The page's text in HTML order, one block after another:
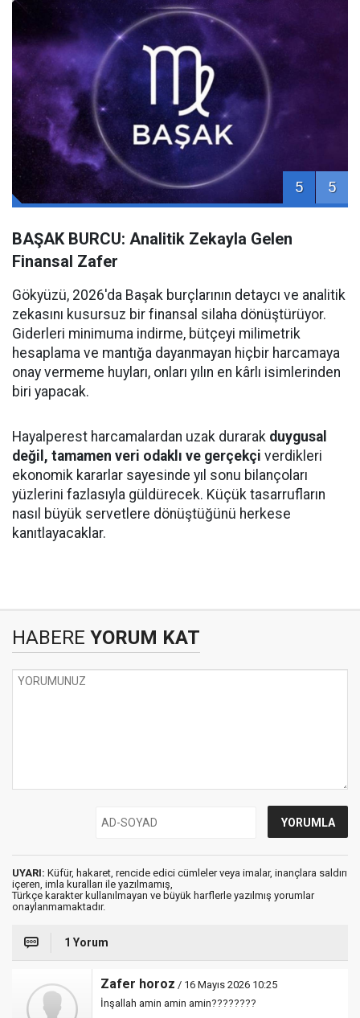
5 5
BAŞAK BURCU: Analitik Zekayla Gelen
Finansal Zafer
Gökyüzü, 2026'da Başak burçlarının detaycı ve analitik
zekasını kusursuz bir finansal silaha dönüştürüyor.
Giderleri minimuma indirme, bütçeyi milimetrik
hesaplama ve mantığa dayanmayan hiçbir harcamaya
onay vermeme huyları, onları yılın en kârlı isimlerinden
biri yapacak.
Hayalperest harcamalardan uzak durarak duygusal
değil, tamamen veri odaklı ve gerçekçi verdikleri
ekonomik kararlar sayesinde yıl sonu bilançoları
yüzlerini fazlasıyla güldürecek. Küçük tasarrufların
nasıl büyük servetlere dönüştüğünü herkese
kanıtlayacaklar.
HABERE YORUM KAT
UYARI: Küfür, hakaret, rencide edici cümleler veya imalar, inançlara saldırı
içeren, imla kuralları ile yazılmamış,
Türkçe karakter kullanılmayan ve büyük harflerle yazılmış yorumlar
onaylanmamaktadır.
1 Yorum
Zafer horoz / 16 Mayıs 2026 10:25
İnşallah amin amin amin????????